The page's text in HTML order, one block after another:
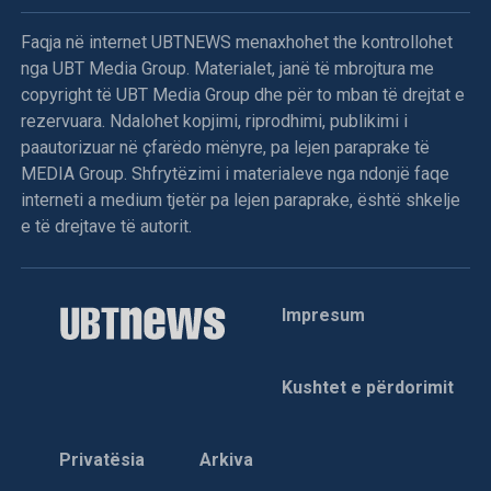
Sipas Tahirit, refuzimi i shumicës për të proceduar me
propozimin e kandidatit për kryetar të Kuvendit është një
përpjekje e qëllimshme për të thelluar ngërçin politik në
vend.
Deputetja e AAK-së gjuan me vezë drejt Kurtit,
përplasje fizike mes deputetëve
Menjëherë pas përfundimit të fjalës së Kryeministrit Albin
Kurti, deputetja e Aleancës për Ardhmërinë e Kosovës,
Time Kadriaj, është afruar drejt foltores dhe ka gjuajtur me
menjëhershëm të deputetëve nga grupe të ndryshme
tensioneve dhe pamundësisë për të vazhduar punimet,
ndërpresë seancën.
Faqja në internet UBTNEWS menaxhohet the kontrollohet
nga UBT Media Group. Materialet, janë të mbrojtura me
copyright të UBT Media Group dhe për to mban të drejtat e
rezervuara. Ndalohet kopjimi, riprodhimi, publikimi i
paautorizuar në çfarëdo mënyre, pa lejen paraprake të
MEDIA Group. Shfrytëzimi i materialeve nga ndonjë faqe
interneti a medium tjetër pa lejen paraprake, është shkelje
e të drejtave të autorit.
Impresum
Kushtet e përdorimit
Privatësia Arkiva